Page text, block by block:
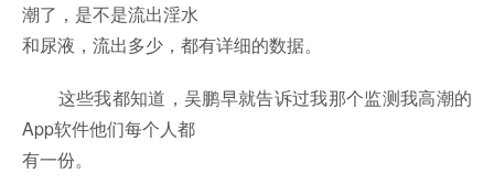
潮了，是不是流出淫水
和尿液，流出多少，都有详细的数据。
这些我都知道，吴鹏早就告诉过我那个监测我高潮的
App软件他们每个人都
有一份。